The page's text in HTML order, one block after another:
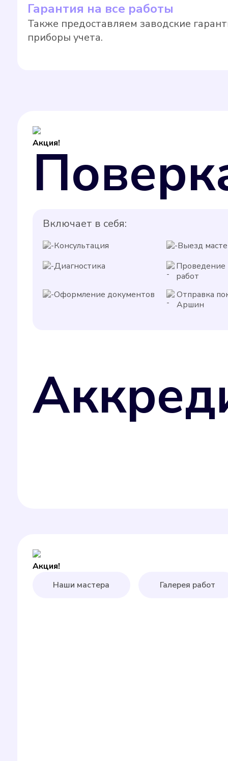
Гарантия на все работы
Также предоставляем заводские
приборы учета.
Акция!
Включает в себя:
Консультация
Выезд
Диагностика
Проведение
работ
Оформление документов
Отправка
Аршин
Акция!
Наши мастера Галерея работ